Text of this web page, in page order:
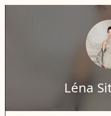
Léna